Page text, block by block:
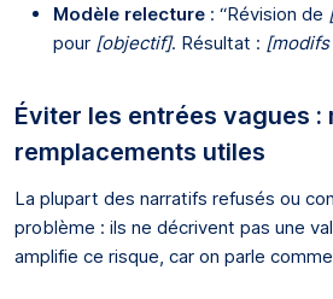
Modèle relecture : “Révision de
pour [objectif]. Résultat :
Éviter les entrées vagues :
remplacements utiles
La plupart des narratifs refusés ou
problème : ils ne décrivent pas une
amplifie ce risque, car on parle